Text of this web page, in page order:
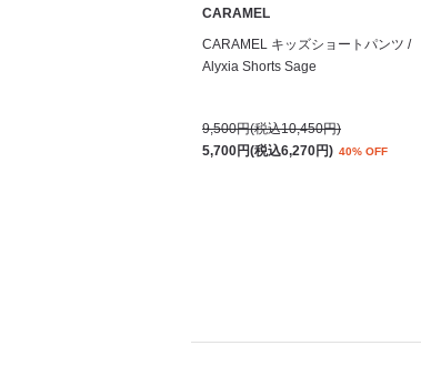
CARAMEL
CARAMEL キッズショートパンツ /
Alyxia Shorts Sage
9,500円(税込10,450円)
5,700円(税込6,270円) 40% OFF